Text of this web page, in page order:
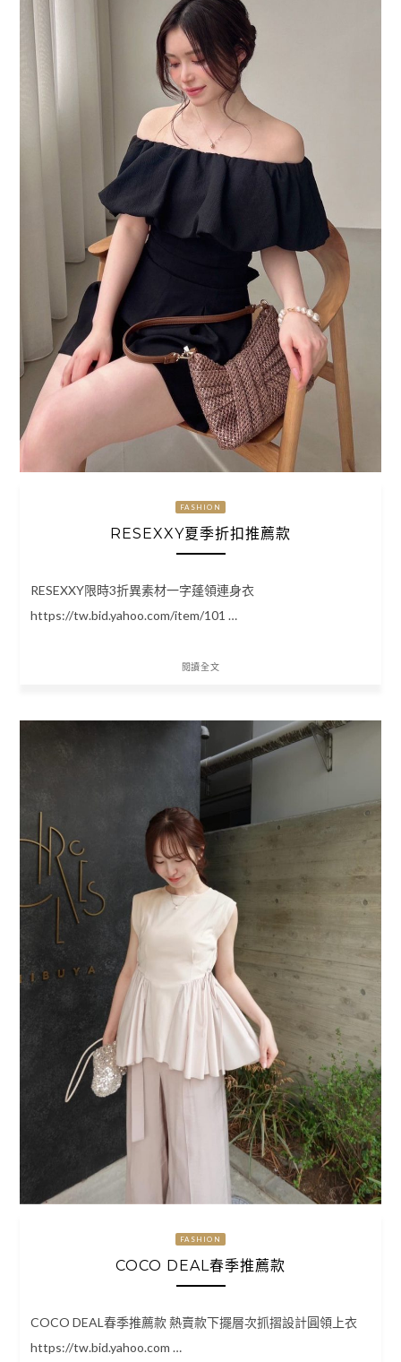
FASHION
RESEXXY夏季折扣推薦款
RESEXXY限時3折異素材一字蓬領連身衣
https://tw.bid.yahoo.com/item/101 …
閱讀全文
FASHION
COCO DEAL春季推薦款
COCO DEAL春季推薦款 熱賣款下擺層次抓摺設計圓領上衣
https://tw.bid.yahoo.com …